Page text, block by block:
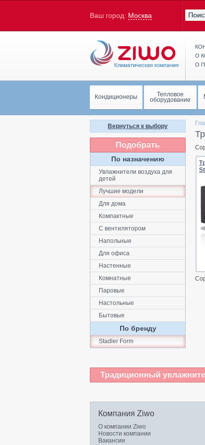
Ваш город: Москва
О
О
Кондиционеры Тепловое
оборудование
Вернуться к выбору
Подобрать
По назначению
Увлажнители воздуха для
детей
Лучшие модели
Для дома
Компактные
С вентилятором
Напольные
Для офиса
Настенные
Комнатные
Паровые
Настольные
Бытовые
По бренду
Stadler Form
Традиционный
Компания Ziwo
О компании Ziwo
Новости компании
Вакансии